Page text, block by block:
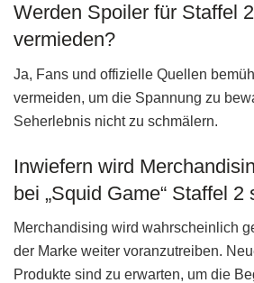
Werden Spoiler für Staffel
vermieden?
Ja, Fans und offizielle Quellen
vermeiden, um die Spannung zu
Seherlebnis nicht zu schmälern.
Inwiefern wird
bei „Squid Game“ Staffel 2
Merchandising wird wahrscheinlich
der Marke weiter voranzutreiben.
Produkte sind zu erwarten, um die